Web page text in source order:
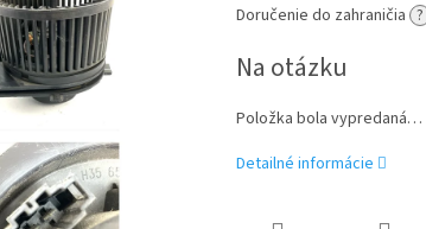
Jednotková
Doručenie do zahraničia ?
Na otázku
Položka bola vypredaná…
Detailné informácie